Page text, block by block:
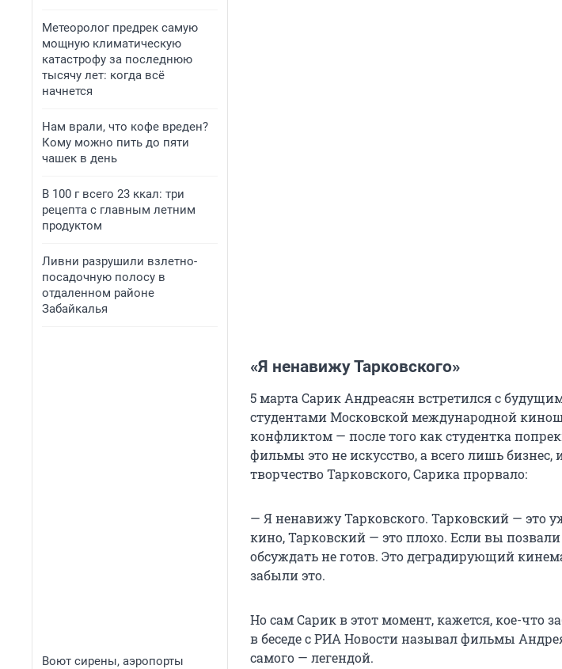
Метеоролог предрек самую
мощную климатическую
катастрофу за последнюю
тысячу лет: когда всё
начнется
Нам врали, что кофе вреден?
Кому можно пить до пяти
чашек в день
В 100 г всего 23 ккал: три
рецепта с главным летним
продуктом
Ливни разрушили взлетно-
посадочную полосу в
отдаленном районе
Забайкалья
Воют сирены, аэропорты
«Я ненавижу Тарковского»
5 марта Сарик Андреасян встретился с
студентами Московской международной
конфликтом — после того как студентка
фильмы это не искусство, а всего лишь бизнес,
творчество Тарковского, Сарика прорвало:
— Я ненавижу Тарковского. Тарковский — это
кино, Тарковский — это плохо. Если вы
обсуждать не готов. Это деградирующий
забыли это.
Но сам Сарик в этот момент, кажется, кое-что
в беседе с РИА Новости называл фильмы
самого — легендой.